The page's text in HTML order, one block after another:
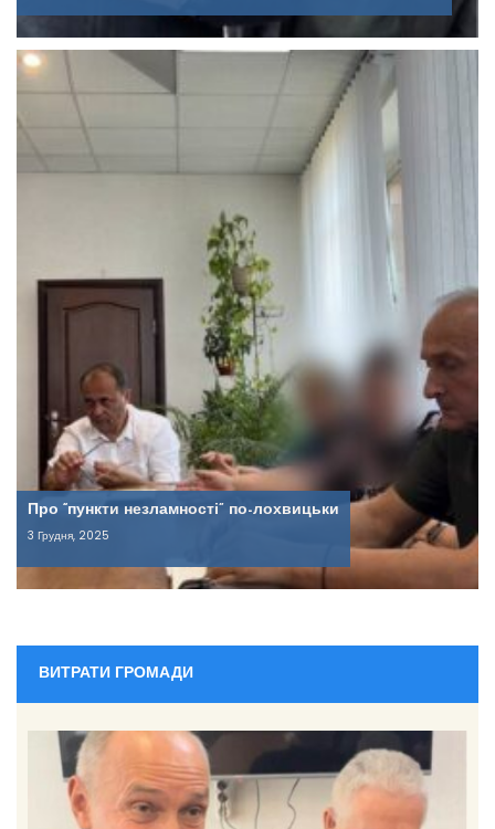
Про “пункти незламності” по-лохвицьки
3 Грудня, 2025
ВИТРАТИ ГРОМАДИ